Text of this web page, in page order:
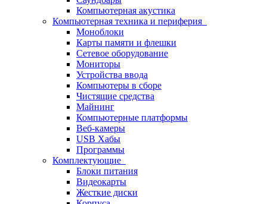
Компьютерная акустика
Компьютерная техника и периферия
Моноблоки
Карты памяти и флешки
Сетевое оборудование
Мониторы
Устройства ввода
Компьютеры в сборе
Чистящие средства
Майнинг
Компьютерные платформы
Веб-камеры
USB Хабы
Программы
Комплектующие
Блоки питания
Видеокарты
Жесткие диски